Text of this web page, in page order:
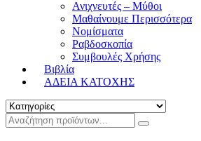
Ανιχνευτές – Μύθοι
Μαθαίνουμε Περισσότερα
Νομίσματα
Ραβδοσκοπία
Συμβουλές Χρήσης
Βιβλία
ΑΔΕΙΑ ΚΑΤΟΧΗΣ